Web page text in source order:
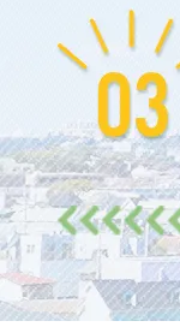
故人
の対
地域
問題